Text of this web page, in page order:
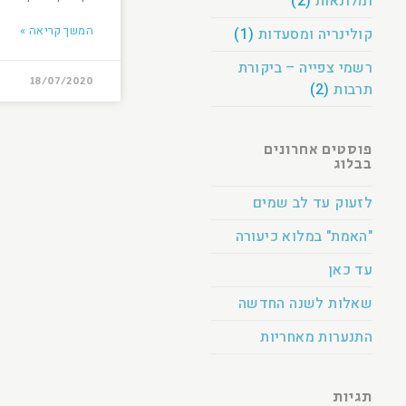
קולינריה ומסעדות (1)
רשמי צפייה – ביקורת
תרבות (2)
פוסטים אחרונים
בבלוג
לזעוק עד לב שמים
"האמת" במלוא כיעורה
עד כאן
שאלות לשנה החדשה
התנערות מאחריות
תגיות
המשך קריאה »
18/07/2020